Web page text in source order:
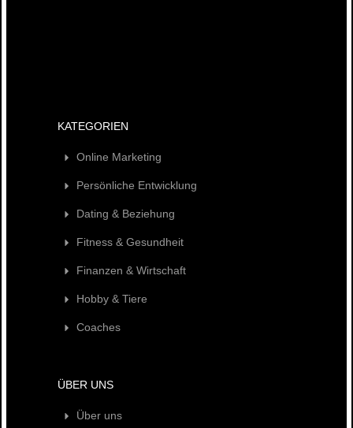
KATEGORIEN
Online Marketing
Persönliche Entwicklung
Dating & Beziehung
Fitness & Gesundheit
Finanzen & Wirtschaft
Hobby & Tiere
Coaches
ÜBER UNS
Über uns